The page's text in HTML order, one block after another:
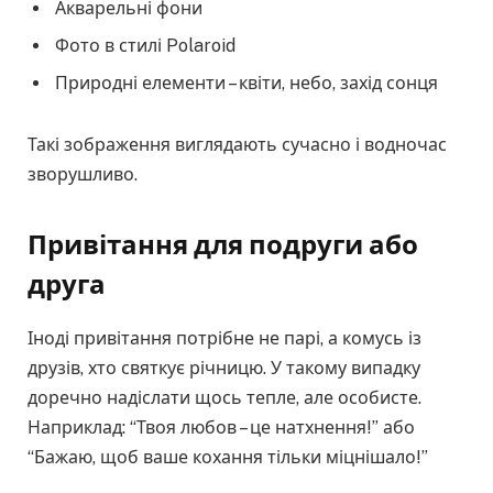
Акварельні фони
Фото в стилі Polaroid
Природні елементи – квіти, небо, захід сонця
Такі зображення виглядають сучасно і водночас
зворушливо.
Привітання для подруги або
друга
Іноді привітання потрібне не парі, а комусь із
друзів, хто святкує річницю. У такому випадку
доречно надіслати щось тепле, але особисте.
Наприклад: “Твоя любов – це натхнення!” або
“Бажаю, щоб ваше кохання тільки міцнішало!”